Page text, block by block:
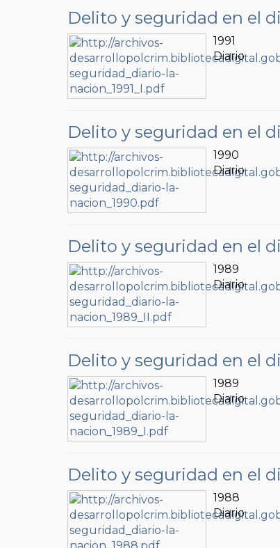
Delito y seguridad en el
1991
Diario
Delito y seguridad en el
1990
Diario
Delito y seguridad en el
1989
Diario
Delito y seguridad en el
1989
Diario
Delito y seguridad en el
1988
Diario